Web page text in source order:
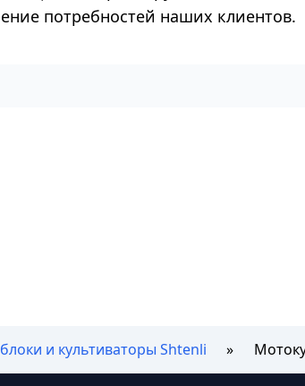
потребностей наших клиентов.
и культиваторы Shtenli